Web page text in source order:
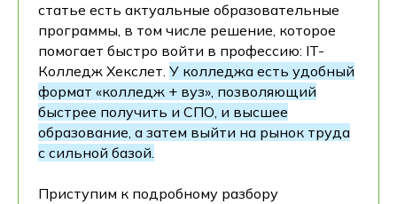
статье есть актуальные образовательные
программы, в том числе решение, которое
помогает быстро войти в профессию: IT-
Колледж Хекслет. У колледжа есть удобный
формат «колледж + вуз», позволяющий
быстрее получить и СПО, и высшее
образование, а затем выйти на рынок труда
с сильной базой.
Приступим к подробному разбору